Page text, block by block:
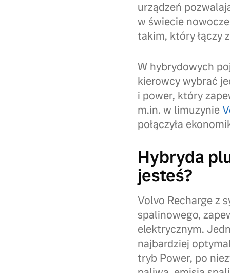
urządzeń
w świecie
takim, który łączy
W hybrydowych
kierowcy wybrać
i power, który
m.in. w limuzynie
połączyła
Hybryda
jesteś?
Volvo Recharge z
spalinowego,
elektrycznym.
najbardziej
tryb Power, po